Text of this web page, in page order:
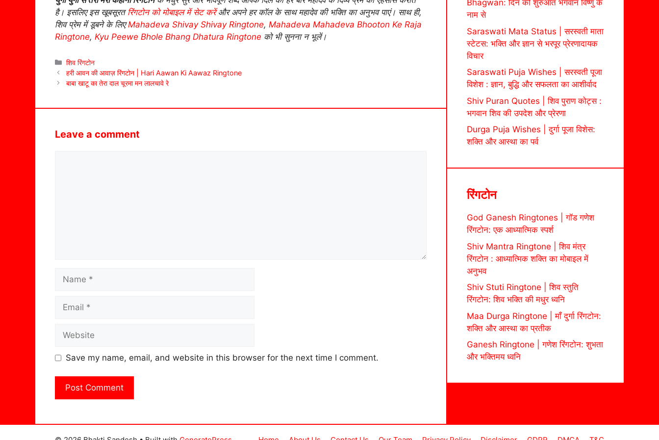
है। इसलिए इस खूबसूरतरिंगटोन को मोबाइल में सेट करेंऔर अपने हर कॉल के साथ महादेव की भक्ति का अनुभव पाएं। साथ ही,
शिव प्रेम में डूबने के लिएMahadeva Shivay Shivay Ringtone, Mahadeva Mahadeva Bhooton Ke Raja
Ringtone, Kyu Peewe Bhole Bhang Dhatura Ringtone को भी सुनना न भूलें।
Categories
शिव रिंगटोन
हरी आवन की आवाज़ रिंगटोन | Hari Aawan Ki Aawaz Ringtone
बाबा खाटू का तेरा दाल चूरमा मन लालचावे रे
Leave a comment
Save my name, email, and website in this browser for the next time I comment.
Bhagwan: दिन की शुरुआत भगवान विष्णु के
नाम से
Saraswati Mata Status | सरस्वती माता
स्टेटस: भक्ति और ज्ञान से भरपूर प्रेरणादायक
विचार
Saraswati Puja Wishes | सरस्वती पूजा
विशेश : ज्ञान, बुद्धि और सफलता का आशीर्वाद
Shiv Puran Quotes | शिव पुराण कोट्स :
भगवान शिव की उपदेश और प्रेरणा
Durga Puja Wishes | दुर्गा पूजा विशेस:
शक्ति और आस्था का पर्व
रिंगटोन
God Ganesh Ringtones | गॉड गणेश
रिंगटोन: एक आध्यात्मिक स्पर्श
Shiv Mantra Ringtone | शिव मंत्र
रिंगटोन : आध्यात्मिक शक्ति का मोबाइल में
अनुभव
Shiv Stuti Ringtone | शिव स्तुति
रिंगटोन: शिव भक्ति की मधुर ध्वनि
Maa Durga Ringtone | माँ दुर्गा रिंगटोन:
शक्ति और आस्था का प्रतीक
Ganesh Ringtone | गणेश रिंगटोन: शुभता
और भक्तिमय ध्वनि